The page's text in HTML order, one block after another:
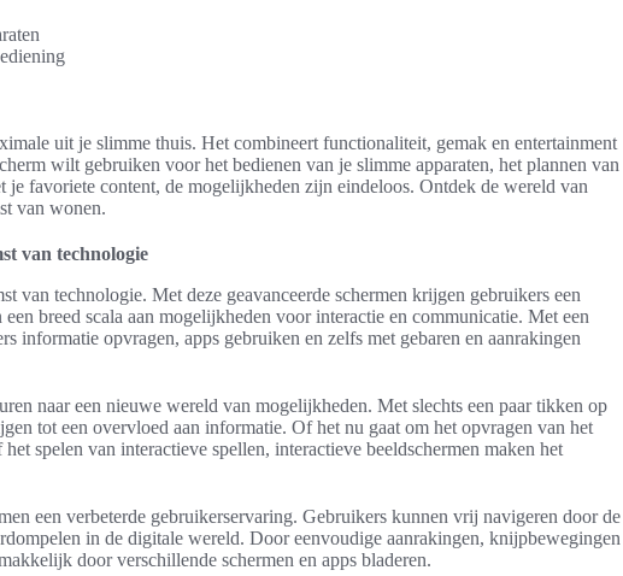
uit je slimme thuis. Het combineert functionaliteit, gemak en entertainment
wilt gebruiken voor het bedienen van je slimme apparaten, het plannen van
je favoriete content, de mogelijkheden zijn eindeloos. Ontdek de wereld van
van wonen.
van technologie
van technologie. Met deze geavanceerde schermen krijgen gebruikers een
breed scala aan mogelijkheden voor interactie en communicatie. Met een
informatie opvragen, apps gebruiken en zelfs met gebaren en aanrakingen
naar een nieuwe wereld van mogelijkheden. Met slechts een paar tikken op
tot een overvloed aan informatie. Of het nu gaat om het opvragen van het
spelen van interactieve spellen, interactieve beeldschermen maken het
een verbeterde gebruikerservaring. Gebruikers kunnen vrij navigeren door de
in de digitale wereld. Door eenvoudige aanrakingen, knijpbewegingen
door verschillende schermen en apps bladeren.